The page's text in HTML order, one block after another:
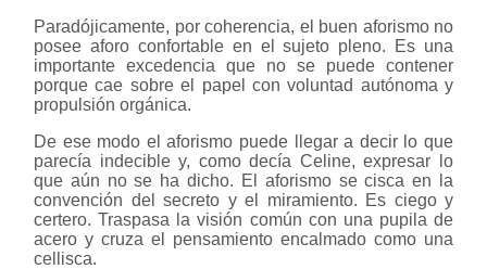
Paradójicamente, por coherencia, el buen aforismo no
posee aforo confortable en el sujeto pleno. Es una
importante excedencia que no se puede contener
porque cae sobre el papel con voluntad autónoma y
propulsión orgánica.
De ese modo el aforismo puede llegar a decir lo que
parecía indecible y, como decía Celine, expresar lo
que aún no se ha dicho. El aforismo se cisca en la
convención del secreto y el miramiento. Es ciego y
certero. Traspasa la visión común con una pupila de
acero y cruza el pensamiento encalmado como una
cellisca.